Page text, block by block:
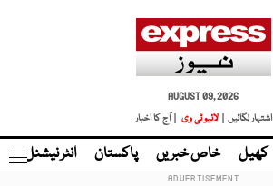
AUGUST 09, 2026
اشتہار لگائیں |
لائیو ٹی وی | آج کا اخبار
کھیل خاص خبریں پاکستان انٹر نیشنل